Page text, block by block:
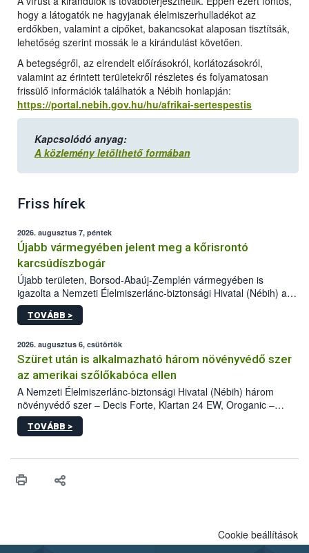
hogy a látogatók ne hagyjanak élelmiszerhulladékot az
erdőkben, valamint a cipőket, bakancsokat alaposan tisztítsák,
lehetőség szerint mossák le a kirándulást követően.
A betegségről, az elrendelt előírásokról, korlátozásokról,
valamint az érintett területekről részletes és folyamatosan
frissülő információk találhatók a Nébih honlapján:
https://portal.nebih.gov.hu/hu/afrikai-sertespestis
Kapcsolódó anyag:
A közlemény letölthető formában
Friss hírek
2026. augusztus 7, péntek
Újabb vármegyében jelent meg a kőrisrontó
karcsúdíszbogár
Újabb területen, Borsod-Abaúj-Zemplén vármegyében is
igazolta a Nemzeti Élelmiszerlánc-biztonsági Hivatal (Nébih) a
kőrisrontó karcsúdíszbogár (Agrilus planipennis) jelenlétét. A
kártevőt nem csak színcsapdában találták meg, de már fertőzött
az intenzív felderítést, emellett az intézkedéseket a szlovák
hatósággal is összehangolják a terjedés megállítása érdekében.
TOVÁBB >
2026. augusztus 6, csütörtök
Szüret után is alkalmazható három növényvédő szer
az amerikai szőlőkabóca ellen
A Nemzeti Élelmiszerlánc-biztonsági Hivatal (Nébih) három
növényvédő szer – Decis Forte, Klartan 24 EW, Oroganic –
engedélyokiratát módosította, így azok a szüretet követően,
egészen a vesszőérettség (BBCH 91) stádiumáig
érésű szőlőkben is legyen lehetőség a károsító elleni további
felhasználók számára is elérhető és ökológiai termesztésben is
TOVÁBB >
Cookie beállítások